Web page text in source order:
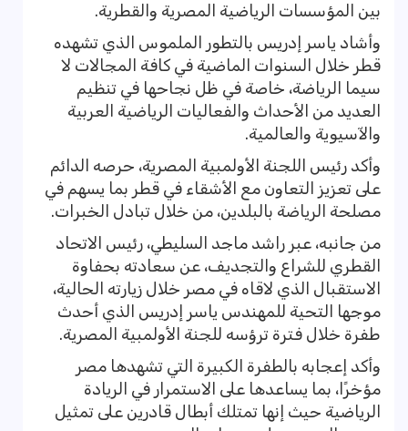
بين المؤسسات الرياضية المصرية والقطرية.
وأشاد ياسر إدريس بالتطور الملموس الذي تشهده
قطر خلال السنوات الماضية في كافة المجالات لا
سيما الرياضة، خاصة في ظل نجاحها في تنظيم
العديد من الأحداث والفعاليات الرياضية العربية
والآسيوية والعالمية.
وأكد رئيس اللجنة الأولمبية المصرية، حرصه الدائم
على تعزيز التعاون مع الأشقاء في قطر بما يسهم في
مصلحة الرياضة بالبلدين، من خلال تبادل الخبرات.
من جانبه، عبر راشد ماجد السليطي، رئيس الاتحاد
القطري للشراع والتجديف، عن سعادته بحفاوة
الاستقبال الذي لاقاه في مصر خلال زيارته الحالية،
موجها التحية للمهندس ياسر إدريس الذي أحدث
طفرة خلال فترة ترؤسه للجنة الأولمبية المصرية.
وأكد إعجابه بالطفرة الكبيرة التي تشهدها مصر
مؤخرًا، بما يساعدها على الاستمرار في الريادة
الرياضية حيث إنها تمتلك أبطال قادرين على تمثيل